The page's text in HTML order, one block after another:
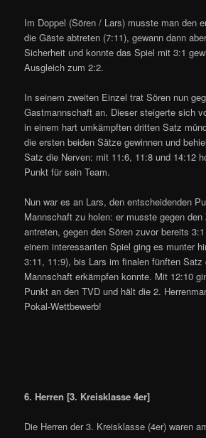
Im Doppel (Sören / Lars) musste man den
die Gäste abtreten (7:11), gewann dann
Sicherheit und konnte das Spiel mit 3:1
Ausgleich zum 2:2.
In seinem zweiten Einzel trat Sören nun
Gastmannschaft an. Dieser steigerte sich
in einem hart umkämpften dritten Satz
die ersten beiden Sätze gewinnen und
Satz die Nerven: mit 11:6, 11:8 und 14:12
Punkt für sein Team.
Nun war es an Lars, den entscheidenden
Mannschaft zu holen: er musste gegen
antreten, gegen den Sören zuvor bereits
einem interessanten Spiel ging es munter
3:11, 11:9), bis Lars im finalen fünften Satz
Mannschaft erkämpfen konnte. Mit 12:10
Punkt an den TVD und hält die 2.
Pokal-Wettbewerb!
6. Herren [3. Kreisklasse 4er]
Die Herren der 3. Kreisklasse (4er) waren